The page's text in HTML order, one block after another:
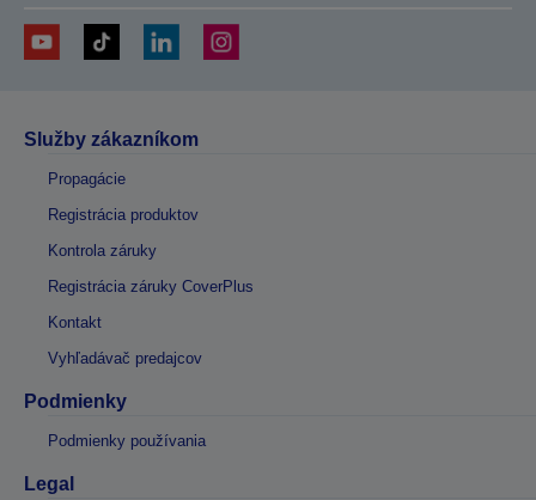
Služby zákazníkom
Propagácie
Registrácia produktov
Kontrola záruky
Registrácia záruky CoverPlus
Kontakt
Vyhľadávač predajcov
Podmienky
Podmienky používania
Legal